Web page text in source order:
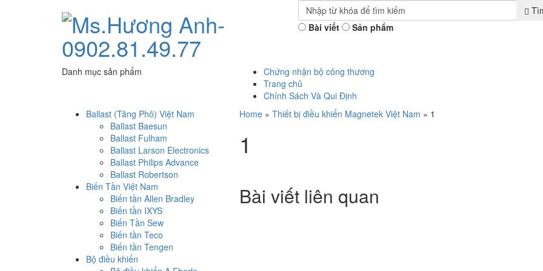
Bài viết
Sản phẩm
Danh mục sản phẩm
Chứng nhận bộ công thương
Trang chủ
Chính Sách Và Qui Định
Home» Thiết bị điều khiển Magnetek Việt Nam » 1
1
Bài viết liên quan
Ballast (Tăng Phô) Việt Nam
Ballast Baesun
Ballast Fulham
Ballast Larson Electronics
Ballast Philips Advance
Ballast Robertson
Biến Tần Việt Nam
Biến tần Allen Bradley
Biến tần IXYS
Biến Tần Sew
Biến tần Teco
Biến tần Tengen
Bộ điều khiển